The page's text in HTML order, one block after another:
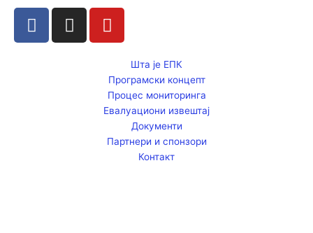
F
a
I
n
Y
o
u
b
e
Шта је ЕПК
Програмски концепт
Процес мониторинга
Евалуациони извештај
Документи
Партнери и спонзори
Контакт